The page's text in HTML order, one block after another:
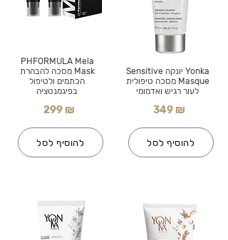
PHFORMULA Mela
Mask מסכה להבהרת
הכתמים ולטיפול
בפיגמנטציה
299 ₪
להוסיף לסל
Yonka יונקה Sensitive
Masque מסכה טיפולית
לעור רגיש ואדמומי
349 ₪
להוסיף לסל